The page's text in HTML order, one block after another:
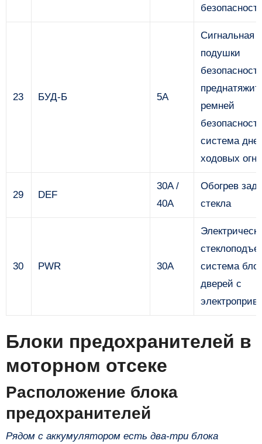
23 БУД-Б 5A
Сигнальная
подушки
ремней
система
ходовых
29 DEF
30A /
40A
Обогрев
стекла
30 PWR 30А
система
дверей с
Блоки предохранителей в
моторном отсеке
Расположение блока
предохранителей
Рядом с аккумулятором есть два-три блока